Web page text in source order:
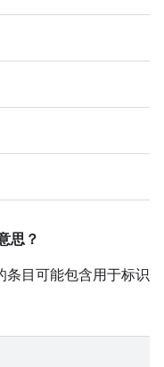
思？
条目可能包含用于标识